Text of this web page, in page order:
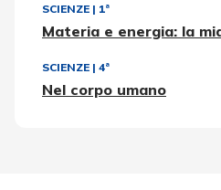
SCIENZE | 1ª
Materia e energia: la
SCIENZE | 4ª
Nel corpo umano